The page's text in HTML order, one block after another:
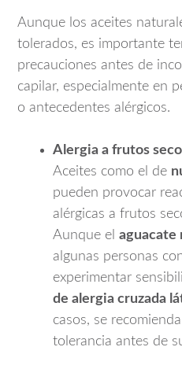
Aunque los aceites
tolerados, es importante
precauciones antes de
capilar, especialmente en
o antecedentes alérgicos.
Alergia a frutos
Aceites como el de
pueden provocar
alérgicas a frutos
Aunque el aguacate
algunas personas
experimentar
de alergia cruzada
casos, se
tolerancia antes de